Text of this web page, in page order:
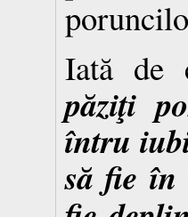
Iată de
păziţi
întru
să fie în